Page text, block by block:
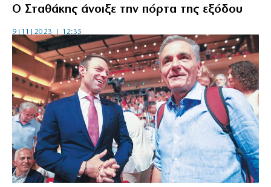
Ο Σταθάκης άνοιξε την πόρτα της εξόδου
9|11|2023 | 12:35